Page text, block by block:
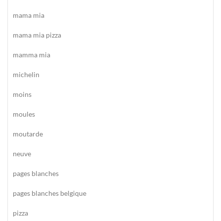
mama mia
mama mia pizza
mamma mia
michelin
moins
moules
moutarde
neuve
pages blanches
pages blanches belgique
pizza